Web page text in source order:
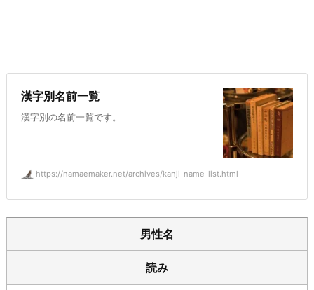
漢字別名前一覧
漢字別の名前一覧です。
https://namaemaker.net/archives/kanji-name-list.html
男性名
読み